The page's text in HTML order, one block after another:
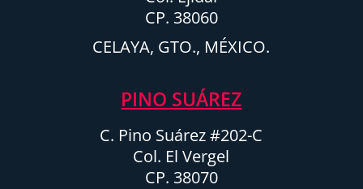
CP. 38060
CELAYA, GTO., MÉXICO.
PINO SUÁREZ
C. Pino Suárez #202-C
Col. El Vergel
CP. 38070